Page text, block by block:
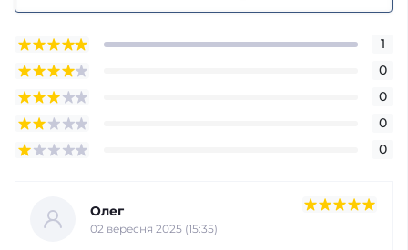
1
0
0
0
0
Олег
02 вересня 2025 (15:35)